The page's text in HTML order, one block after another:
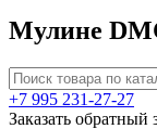
Мулине
+7 995 231-27-27
Заказать обратный